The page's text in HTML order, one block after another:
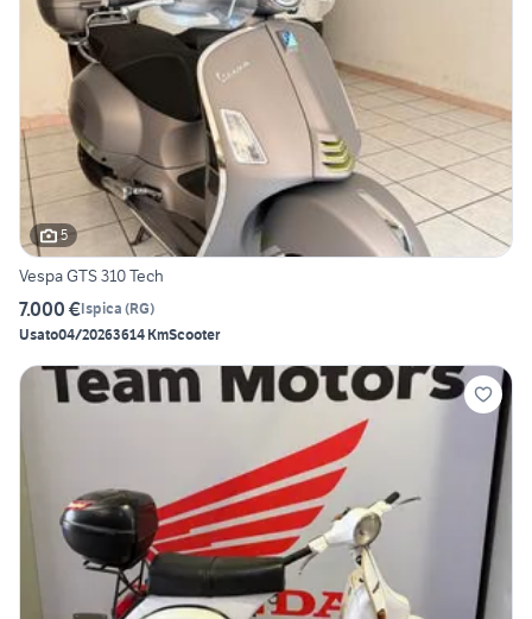
5
Vespa GTS 310 Tech
7.000 €Ispica (RG)
Usato04/20263614 KmScooter